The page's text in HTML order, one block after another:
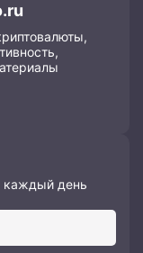
каждый день